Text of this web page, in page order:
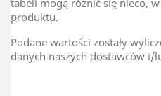
tabeli mogą różnić się nieco,
produktu.
Podane wartości zostały
danych naszych dostawców